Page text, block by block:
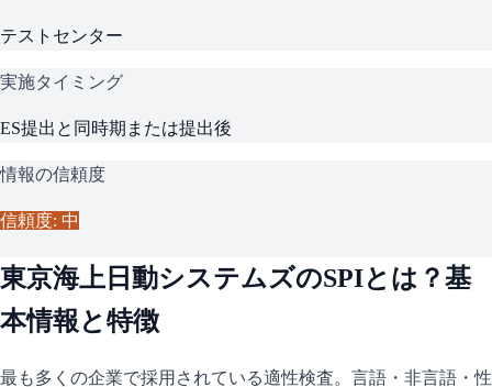
テストセンター
実施タイミング
ES提出と同時期または提出後
情報の信頼度
信頼度: 中
東京海上日動システムズのSPIとは？基
本情報と特徴
最も多くの企業で採用されている適性検査。言語・非言語・性